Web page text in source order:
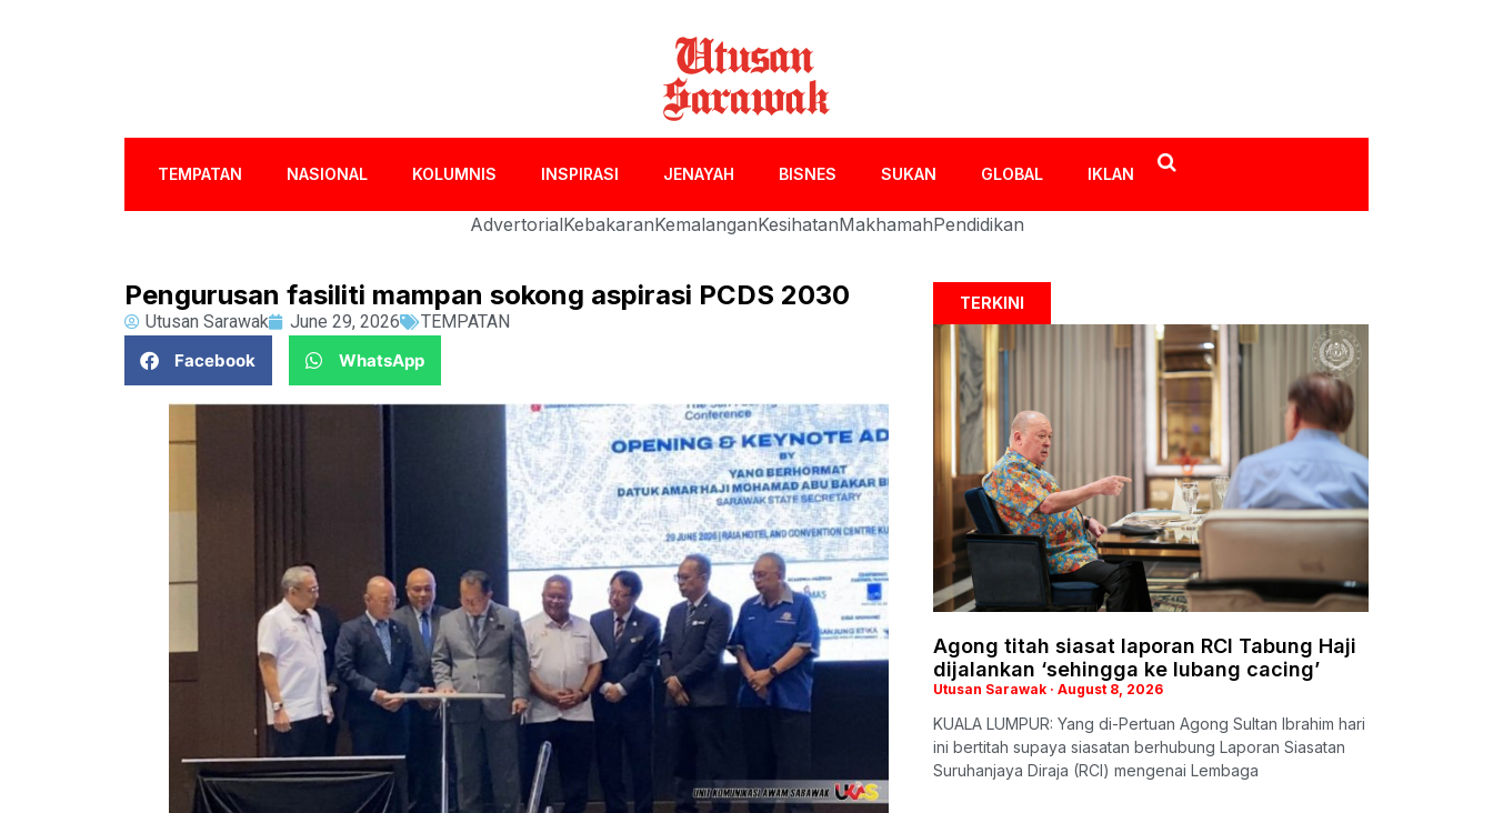
TEMPATAN NASIONAL KOLUMNIS INSPIRASI JENAYAH BISNES SUKAN GLOBAL IKLAN
AdvertorialKebakaranKemalanganKesihatanMakhamahPendidikan
Pengurusan fasiliti mampan sokong aspirasi PCDS 2030
Utusan Sarawak June 29, 2026
TEMPATAN
Facebook
WhatsApp
TERKINI
Agong titah siasat laporan RCI Tabung Haji
dijalankan ‘sehingga ke lubang cacing’
Utusan Sarawak August 8, 2026
KUALA LUMPUR: Yang di-Pertuan Agong Sultan Ibrahim hari
ini bertitah supaya siasatan berhubung Laporan Siasatan
Suruhanjaya Diraja (RCI) mengenai Lembaga